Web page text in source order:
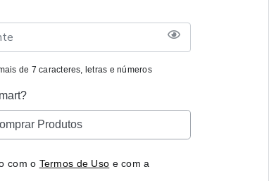
de 7 caracteres, letras e números
Produtos
com o Termos de Uso e com a